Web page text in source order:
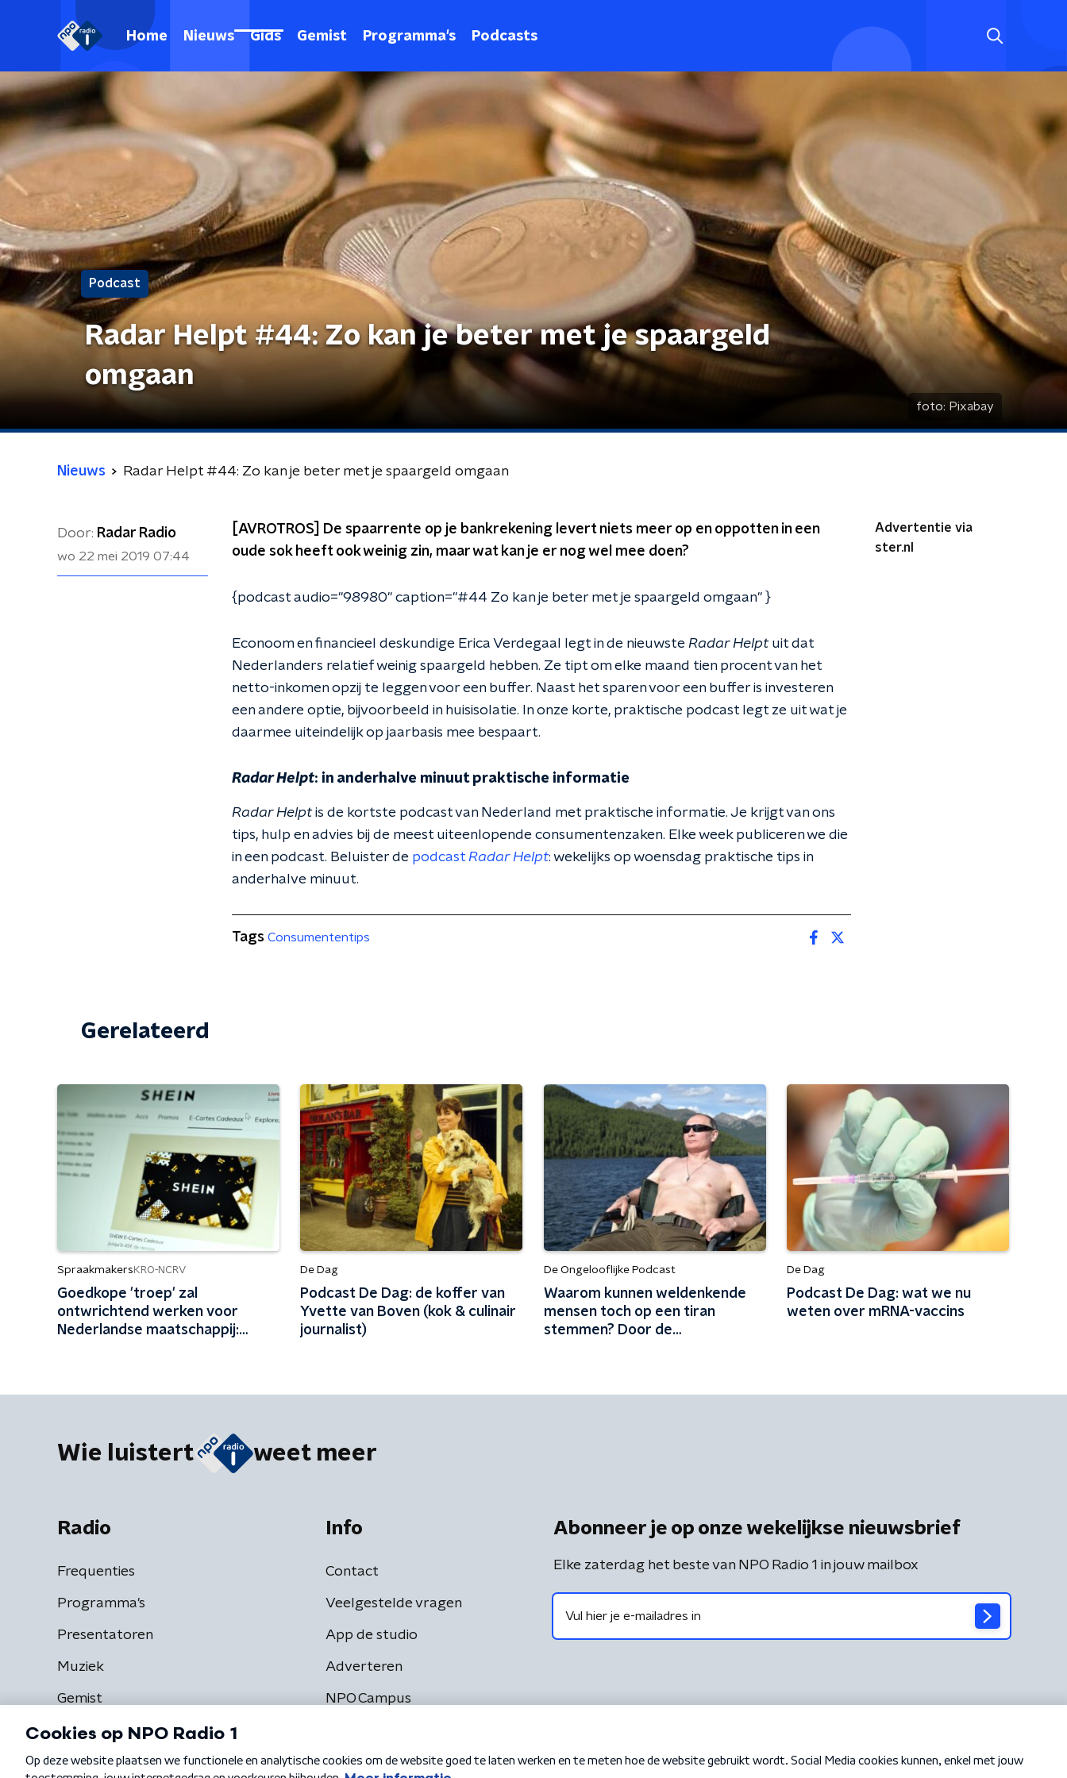
Home Nieuws Gids Gemist Programma's Podcasts
Podcast
Radar Helpt #44: Zo kan je beter met je spaargeld
omgaan
foto: Pixabay
Nieuws Radar Helpt #44: Zo kan je beter met je spaargeld omgaan
Door: Radar Radio
wo 22 mei 2019 07:44
[AVROTROS] De spaarrente op je bankrekening levert niets meer op en oppotten in een
oude sok heeft ook weinig zin, maar wat kan je er nog wel mee doen?
{podcast audio="98980" caption="#44 Zo kan je beter met je spaargeld omgaan" }
Econoom en financieel deskundige Erica Verdegaal legt in de nieuwste Radar Helptuit dat
Nederlanders relatief weinig spaargeld hebben. Ze tipt om elke maand tien procent van het
netto-inkomen opzij te leggen voor een buffer. Naast het sparen voor een buffer is investeren
een andere optie, bijvoorbeeld in huisisolatie. In onze korte, praktische podcast legt ze uit wat je
daarmee uiteindelijk op jaarbasis mee bespaart.
Radar Helpt: in anderhalve minuut praktische informatie
Radar Helptis de kortste podcast van Nederland met praktische informatie. Je krijgt van ons
tips, hulp en advies bij de meest uiteenlopende consumentenzaken. Elke week publiceren we die
in een podcast. Beluister de podcast Radar Helpt: wekelijks op woensdag praktische tips in
anderhalve minuut.
Advertentie via
ster.nl
Tags Consumententips
Gerelateerd
Spraakmakers KRO-NCRV
Goedkope 'troep' zal
ontwrichtend werken voor
Nederlandse maatschappij:
De Dag
Podcast De Dag: de koffer van
Yvette van Boven (kok & culinair
journalist)
De Ongelooflijke Podcast
Waarom kunnen weldenkende
mensen toch op een tiran
stemmen? Door de
De Dag
Podcast De Dag: wat we nu
weten over mRNA-vaccins
Wie luistert weet meer
Radio
Frequenties
Programma's
Presentatoren
Muziek
Gemist
Info
Contact
Veelgestelde vragen
App de studio
Adverteren
NPO Campus
Abonneer je op onze wekelijkse nieuwsbrief
Elke zaterdag het beste van NPO Radio 1 in jouw mailbox